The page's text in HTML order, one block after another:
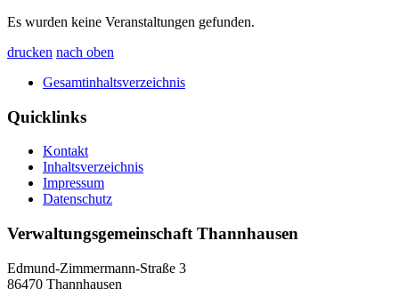
Es wurden keine Veranstaltungen gefunden.
drucken nach oben
Gesamtinhaltsverzeichnis
Quicklinks
Kontakt
Inhaltsverzeichnis
Impressum
Datenschutz
Verwaltungsgemeinschaft Thannhausen
Edmund-Zimmermann-Straße 3
86470 Thannhausen